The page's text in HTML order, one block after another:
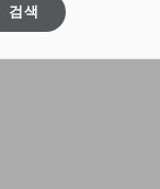
검색